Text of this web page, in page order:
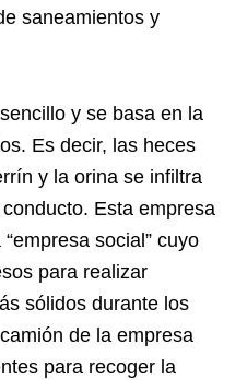
saneamientos y
y se basa en la
Es decir, las heces
y la orina se infiltra
Esta empresa
social” cuyo
para realizar
sólidos durante los
de la empresa
para recoger la